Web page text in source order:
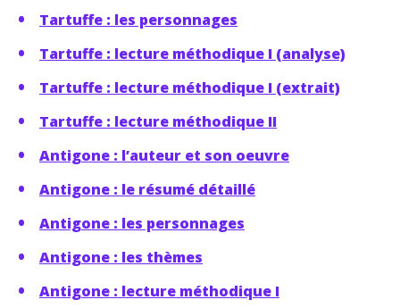
Tartuffe : les personnages
Tartuffe : lecture méthodique I (analyse)
Tartuffe : lecture méthodique I (extrait)
Tartuffe : lecture méthodique II
Antigone : l’auteur et son oeuvre
Antigone : le résumé détaillé
Antigone : les personnages
Antigone : les thèmes
Antigone : lecture méthodique I